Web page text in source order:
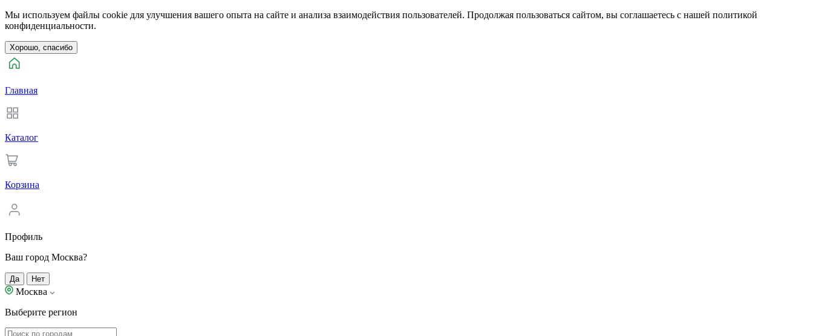
Мы используем файлы cookie для улучшения вашего опыта на сайте и анализа взаимодействия пользователей. Продолжая пользоваться сайтом, вы соглашаетесь с нашей политикой
конфиденциальности.
Хорошо, спасибо
Главная
Каталог
Корзина
Профиль
Ваш город Москва?
Да Нет
Москва
Выберите регион